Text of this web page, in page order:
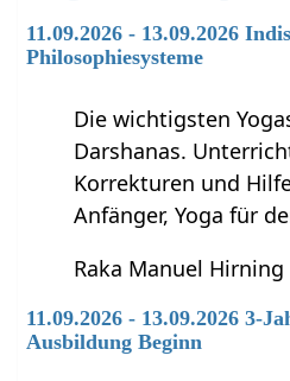
11.09.2026 - 13.09.2026
Philosophiesysteme
Die wichtigsten
Darshanas.
Korrekturen und
Anfänger, Yoga für
Raka Manuel Hirning
11.09.2026 - 13.09.2026 3-
Ausbildung Beginn